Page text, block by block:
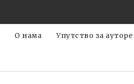
О нама Упутство за ауторе